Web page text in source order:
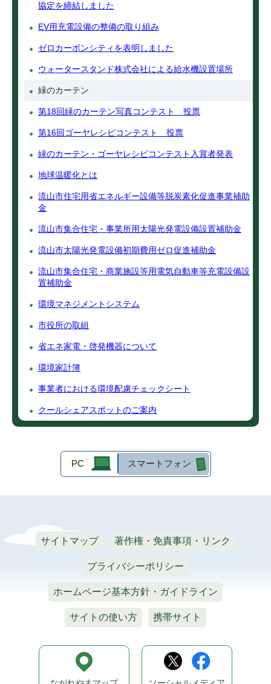
協定を締結しました
EV用充電設備の整備の取り組み
ゼロカーボンシティを表明しました
ウォータースタンド株式会社による給水機設置場所
緑のカーテン
第18回緑のカーテン写真コンテスト 投票
第16回ゴーヤレシピコンテスト 投票
緑のカーテン・ゴーヤレシピコンテスト入賞者発表
地球温暖化とは
流山市住宅用省エネルギー設備等脱炭素化促進事業補助
金
流山市集合住宅・事業所用太陽光発電設備設置補助金
流山市太陽光発電設備初期費用ゼロ促進補助金
流山市集合住宅・商業施設等用電気自動車等充電設備設
置補助金
環境マネジメントシステム
市役所の取組
省エネ家電・啓発機器について
環境家計簿
事業者における環境配慮チェックシート
クールシェアスポットのご案内
PC スマートフォン
サイトマップ 著作権・免責事項・リンク
プライバシーポリシー
ホームページ基本方針・ガイドライン
サイトの使い方 携帯サイト